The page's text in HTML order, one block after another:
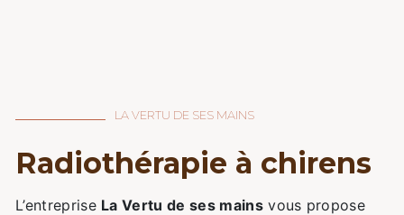
LA VERTU DE SES MAINS
radiothérapie à chirens
L’entreprise La Vertu de ses mainsvous propose